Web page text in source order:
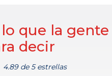
que la gente
decir
4.89 de 5 estrellas